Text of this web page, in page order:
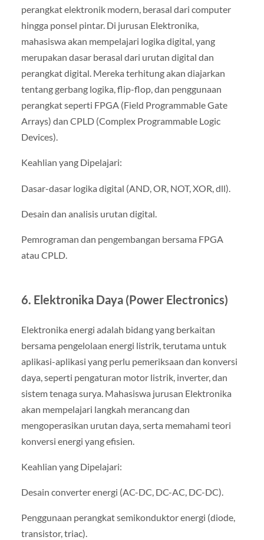
perangkat elektronik modern, berasal dari computer
hingga ponsel pintar. Di jurusan Elektronika,
mahasiswa akan mempelajari logika digital, yang
merupakan dasar berasal dari urutan digital dan
perangkat digital. Mereka terhitung akan diajarkan
tentang gerbang logika, flip-flop, dan penggunaan
perangkat seperti FPGA (Field Programmable Gate
Arrays) dan CPLD (Complex Programmable Logic
Devices).
Keahlian yang Dipelajari:
Dasar-dasar logika digital (AND, OR, NOT, XOR, dll).
Desain dan analisis urutan digital.
Pemrograman dan pengembangan bersama FPGA
atau CPLD.
6. Elektronika Daya (Power Electronics)
Elektronika energi adalah bidang yang berkaitan
bersama pengelolaan energi listrik, terutama untuk
aplikasi-aplikasi yang perlu pemeriksaan dan konversi
daya, seperti pengaturan motor listrik, inverter, dan
sistem tenaga surya. Mahasiswa jurusan Elektronika
akan mempelajari langkah merancang dan
mengoperasikan urutan daya, serta memahami teori
konversi energi yang efisien.
Keahlian yang Dipelajari:
Desain converter energi (AC-DC, DC-AC, DC-DC).
Penggunaan perangkat semikonduktor energi (diode,
transistor, triac).